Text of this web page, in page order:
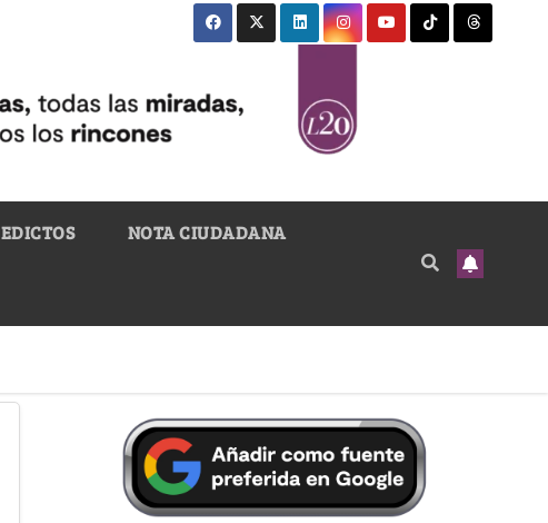
EDICTOS NOTA CIUDADANA